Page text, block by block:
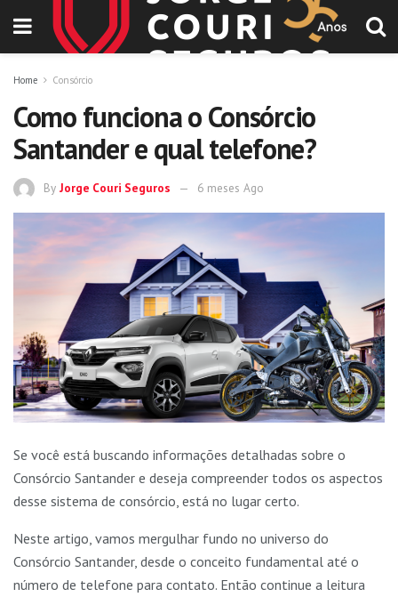
Home Consórcio
Como funciona o Consórcio
Santander e qual telefone?
By Jorge Couri Seguros 6 meses Ago
Se você está buscando informações detalhadas sobre o
Consórcio Santander e deseja compreender todos os aspectos
desse sistema de consórcio, está no lugar certo.
Neste artigo, vamos mergulhar fundo no universo do
Consórcio Santander, desde o conceito fundamental até o
número de telefone para contato. Então continue a leitura